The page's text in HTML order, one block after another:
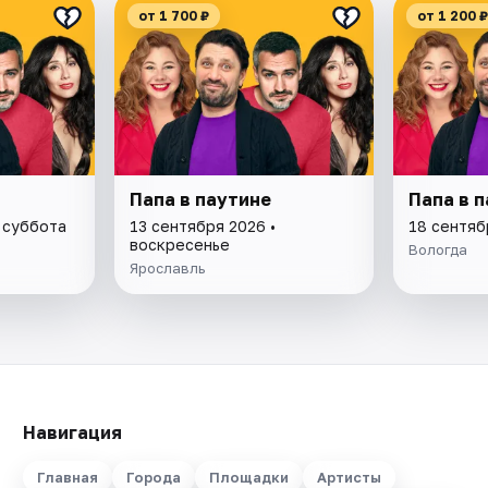
от 1 700 ₽
Папа в паутине
13 сентября 2026 •
воскресенье
Ярославль
от 1 200 ₽
Папа в
18
Вологда
Навигация
Главная Города Площадки Артисты